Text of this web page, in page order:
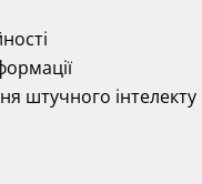
штучного інтелекту